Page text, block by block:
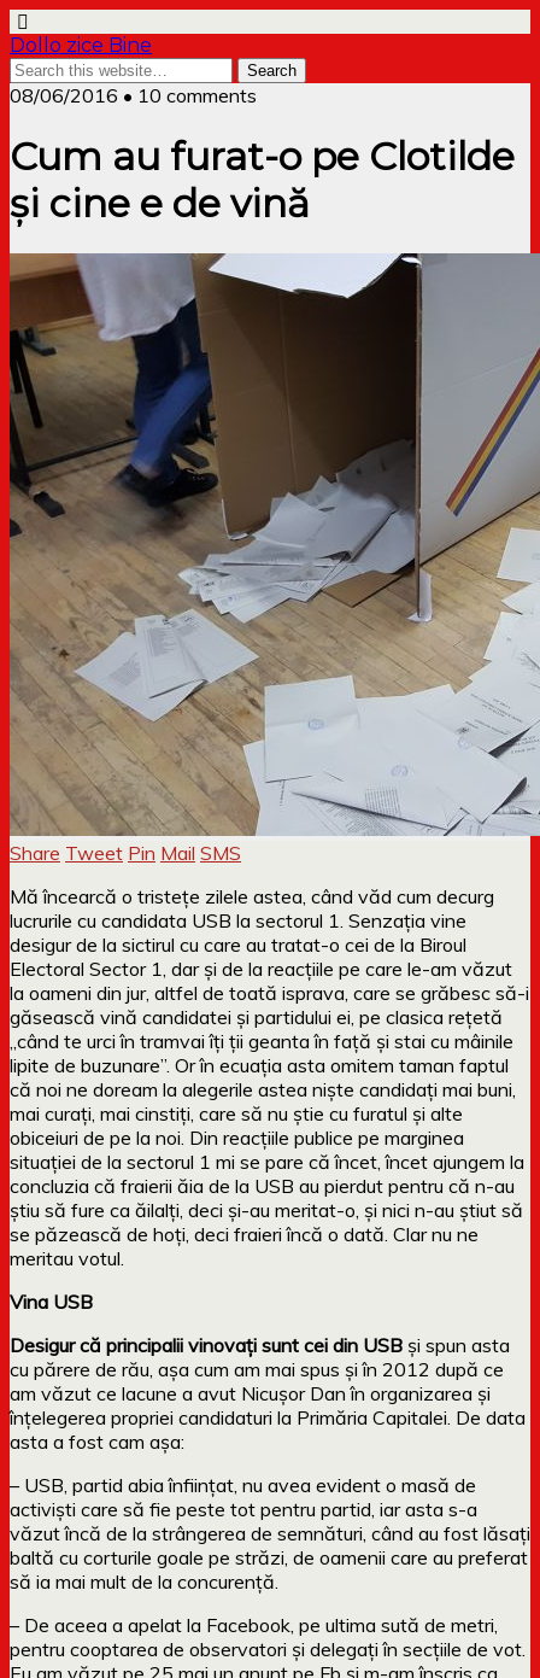
Dollo zice Bine
08/06/2016 • 10 comments
Cum au furat-o pe Clotilde
și cine e de vină
Share Tweet Pin Mail SMS
Mă încearcă o tristețe zilele astea, când văd cum decurg
lucrurile cu candidata USB la sectorul 1. Senzația vine
desigur de la sictirul cu care au tratat-o cei de la Biroul
Electoral Sector 1, dar și de la reacțiile pe care le-am văzut
la oameni din jur, altfel de toată isprava, care se grăbesc să-i
găsească vină candidatei și partidului ei, pe clasica rețetă
„când te urci în tramvai îți ții geanta în față și stai cu mâinile
lipite de buzunare”. Or în ecuația asta omitem taman faptul
că noi ne doream la alegerile astea niște candidați mai buni,
mai curați, mai cinstiți, care să nu știe cu furatul și alte
obiceiuri de pe la noi. Din reacțiile publice pe marginea
situației de la sectorul 1 mi se pare că încet, încet ajungem la
concluzia că fraierii ăia de la USB au pierdut pentru că n-au
știu să fure ca ăilalți, deci și-au meritat-o, și nici n-au știut să
se păzească de hoți, deci fraieri încă o dată. Clar nu ne
meritau votul.
Vina USB
Desigur că principalii vinovați sunt cei din USB și spun asta
cu părere de rău, așa cum am mai spus și în 2012 după ce
am văzut ce lacune a avut Nicușor Dan în organizarea și
înțelegerea propriei candidaturi la Primăria Capitalei. De data
asta a fost cam așa:
– USB, partid abia înființat, nu avea evident o masă de
activiști care să fie peste tot pentru partid, iar asta s-a
văzut încă de la strângerea de semnături, când au fost lăsați
baltă cu corturile goale pe străzi, de oamenii care au preferat
să ia mai mult de la concurență.
– De aceea a apelat la Facebook, pe ultima sută de metri,
pentru cooptarea de observatori și delegați în secțiile de vot.
Eu am văzut pe 25 mai un anunț pe Fb și m-am înscris ca